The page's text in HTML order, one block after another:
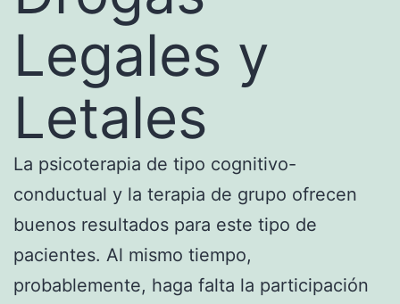
Legales y
Letales
La psicoterapia de tipo cognitivo-
conductual y la terapia de grupo ofrecen
buenos resultados para este tipo de
pacientes. Al mismo tiempo,
probablemente, haga falta la participación